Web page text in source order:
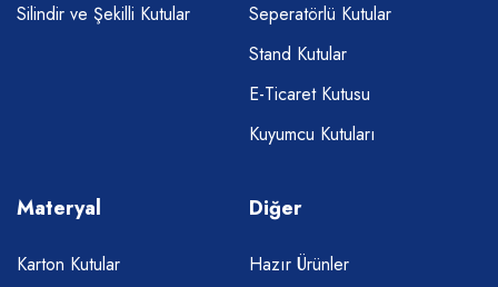
Silindir ve Şekilli Kutular
Seperatörlü Kutular
Stand Kutular
E-Ticaret Kutusu
Kuyumcu Kutuları
Materyal
Karton Kutular
Diğer
Hazır Ürünler